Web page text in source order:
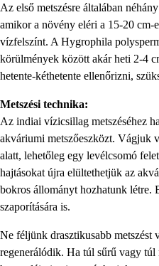
Az első metszésre általában
amikor a növény eléri a 15-20 cm-
vízfelszínt. A Hygrophila
körülmények között akár heti 2-4
hetente-kéthetente ellenőrizni,
Metszési technika:
Az indiai vízicsillag metszéséhez
akváriumi metszőeszközt. Vágjuk
alatt, lehetőleg egy levélcsomó
hajtásokat újra elültethetjük az
bokros állományt hozhatunk létre.
szaporítására is.
Ne féljünk drasztikusabb metszést
regenerálódik. Ha túl sűrű vagy túl